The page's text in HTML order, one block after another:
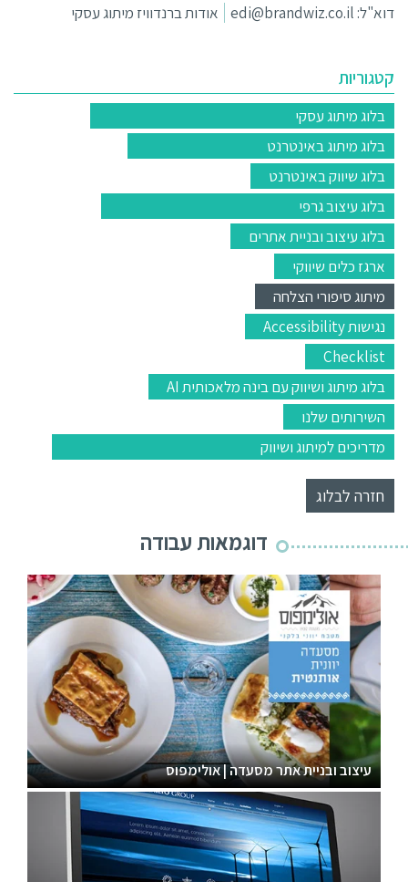
קטגוריות
בלוג מיתוג עסקי
בלוג מיתוג באינטרנט
בלוג שיווק באינטרנט
בלוג עיצוב גרפי
בלוג עיצוב ובניית אתרים
ארגז כלים שיווקי
מיתוג סיפורי הצלחה
נגישות Accessibility
Checklist
בלוג מיתוג ושיווק עם בינה מלאכותית AI
השירותים שלנו
מדריכים למיתוג ושיווק
חזרה לבלוג
דוא"ל: edi@brandwiz.co.il אודות ברנדוויז מיתוג עסקי
דוגמאות עבודה
עיצוב ובניית אתר מסעדה | אולימפוס